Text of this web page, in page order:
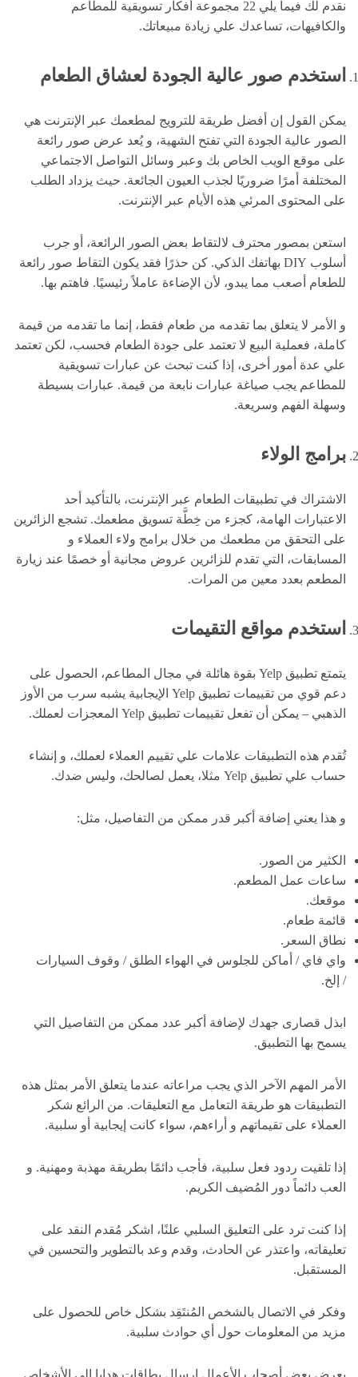
نقدم لك فيما يلي 22 مجموعة أفكار تسويقية للمطاعم
والكافيهات، تساعدك علي زيادة مبيعاتك.
استخدم صور عالية الجودة لعشاق الطعام
يمكن القول إن أفضل طريقة للترويج لمطعمك عبر الإنترنت هي
الصور عالية الجودة التي تفتح الشهية، و يُعد عرض صور رائعة
على موقع الويب الخاص بك وعبر وسائل التواصل الاجتماعي
المختلفة أمرًا ضروريًا لجذب العيون الجائعة. حيث يزداد الطلب
على المحتوى المرئي هذه الأيام عبر الإنترنت.
استعن بمصور محترف لالتقاط بعض الصور الرائعة، أو جرب
أسلوب DIY بهاتفك الذكي. كن حذرًا فقد يكون التقاط صور رائعة
للطعام أصعب مما يبدو، لأن الإضاءة عاملاً رئيسيًا. فاهتم بها.
و الأمر لا يتعلق بما تقدمه من طعام فقط، إنما ما تقدمه من قيمة
كاملة، فعملية البيع لا تعتمد على جودة الطعام فحسب، لكن تعتمد
علي عدة أمور أخرى، إذا كنت تبحث عن عبارات تسويقية
للمطاعم يجب صياغة عبارات نابعة من قيمة. عبارات بسيطة
وسهلة الفهم وسريعة.
برامج الولاء
الاشتراك في تطبيقات الطعام عبر الإنترنت، بالتأكيد أحد
الاعتبارات الهامة، كجزء من خِطَّة تسويق مطعمك. تشجع الزائرين
على التحقق من مطعمك من خلال برامج ولاء العملاء و
المسابقات، التي تقدم للزائرين عروض مجانية أو خصمًا عند زيارة
المطعم بعدد معين من المرات.
استخدم مواقع التقيمات
يتمتع تطبيق Yelp بقوة هائلة في مجال المطاعم، الحصول على
دعم قوي من تقييمات تطبيق Yelp الإيجابية يشبه سرب من الأوز
الذهبي – يمكن أن تفعل تقييمات تطبيق Yelp المعجزات لعملك.
تُقدم هذه التطبيقات علامات علي تقييم العملاء لعملك، و إنشاء
حساب علي تطبيق Yelp مثلا، يعمل لصالحك، وليس ضدك.
و هذا يعني إضافة أكبر قدر ممكن من التفاصيل، مثل:
الكثير من الصور.
ساعات عمل المطعم.
موقعك.
قائمة طعام.
نطاق السعر.
واي فاي / أماكن للجلوس في الهواء الطلق / وقوف السيارات
/ إلخ.
ابذل قصارى جهدك لإضافة أكبر عدد ممكن من التفاصيل التي
يسمح بها التطبيق.
الأمر المهم الآخر الذي يجب مراعاته عندما يتعلق الأمر بمثل هذه
التطبيقات هو طريقة التعامل مع التعليقات. من الرائع شكر
العملاء على تقيماتهم و أراءهم، سواء كانت إيجابية أو سلبية.
إذا تلقيت ردود فعل سلبية، فأجب دائمًا بطريقة مهذبة ومهنية. و
العب دائماً دور المُضيف الكريم.
إذا كنت ترد على التعليق السلبي علنًا، اشكر مُقدم النقد على
تعليقاته، واعتذر عن الحادث، وقدم وعد بالتطوير والتحسين في
المستقبل.
وفكر في الاتصال بالشخص المُنتَقِد بشكل خاص للحصول على
مزيد من المعلومات حول أي حوادث سلبية.